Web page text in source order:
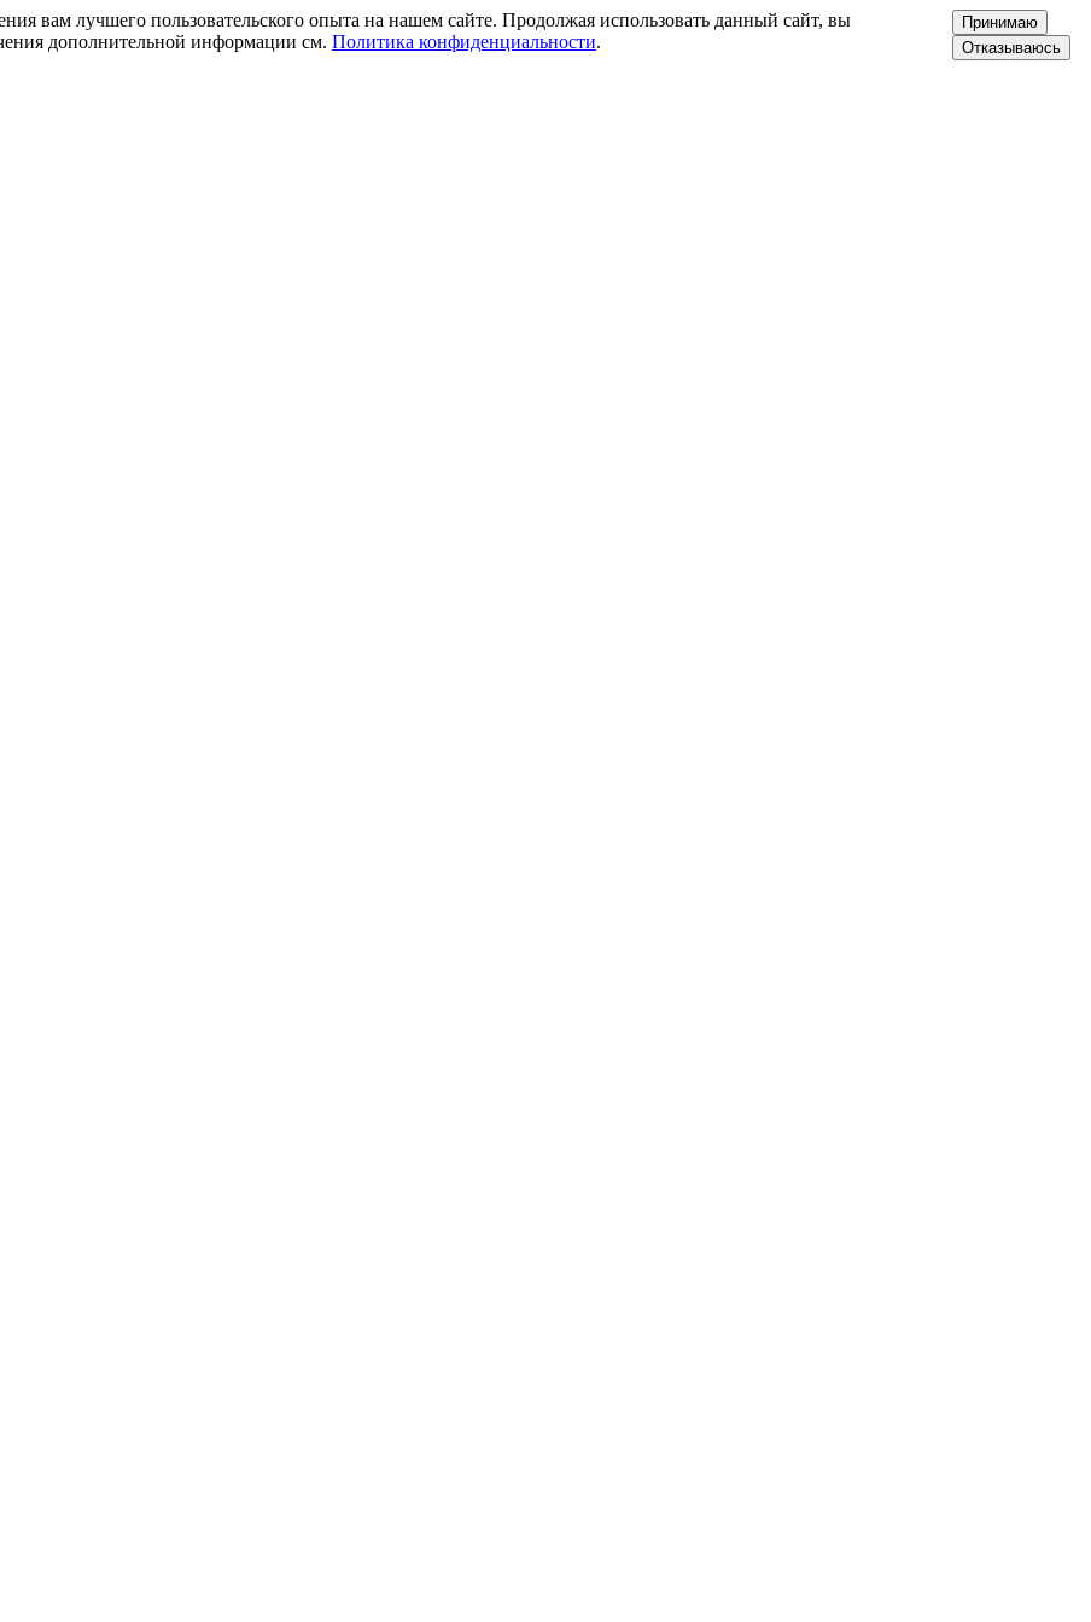
вам лучшего пользовательского опыта на нашем сайте. Продолжая использовать данный сайт, вы
дополнительной информации см. Политика конфиденциальности.
Принимаю
Отказываюсь